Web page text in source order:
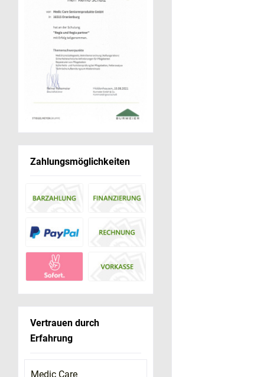
Zahlungsmöglichkeiten
Vertrauen durch
Erfahrung
Medic Care